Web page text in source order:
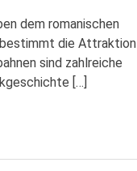
dem romanischen
bestimmt die Attraktion
sind zahlreiche
[…]